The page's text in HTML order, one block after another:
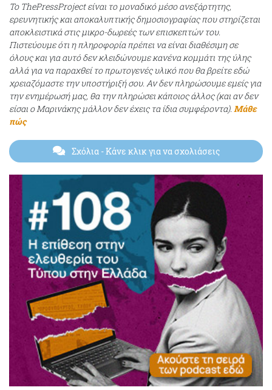
Το ThePressProject είναι το μοναδικό μέσο ανεξάρτητης,
ερευνητικής και αποκαλυπτικής δημοσιογραφίας που στηρίζεται
αποκλειστικά στις μικρο-δωρεές των επισκεπτών του.
Πιστεύουμε ότι η πληροφορία πρέπει να είναι διαθέσιμη σε
όλους και για αυτό δεν κλειδώνουμε κανένα κομμάτι της ύλης
αλλά για να παραχθεί το πρωτογενές υλικό που θα βρείτε εδώ
χρειαζόμαστε την υποστήριξή σου. Αν δεν πληρώσουμε εμείς για
την ενημέρωσή μας, θα την πληρώσει κάποιος άλλος (και αν δεν
είσαι ο Μαρινάκης μάλλον δεν έχεις τα ίδια συμφέροντα). Μάθε
πώς
Σχόλια- Κάνε κλικ για να σχολιάσεις